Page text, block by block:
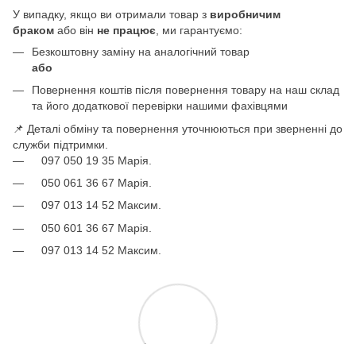
У випадку, якщо ви отримали товар з виробничим
браком або він не працює , ми гарантуємо:
Безкоштовну заміну на аналогічний товар
або
Повернення коштів після повернення товару на наш склад
та його додаткової перевірки нашими фахівцями
📌 Деталі обміну та повернення уточнюються при зверненні до
служби підтримки.
097 050 19 35 Марія.
050 061 36 67 Марія.
097 013 14 52 Максим.
050 601 36 67 Марія.
097 013 14 52 Максим.